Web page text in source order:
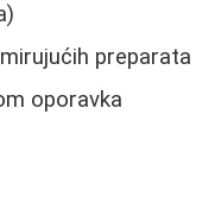
preparata
oporavka